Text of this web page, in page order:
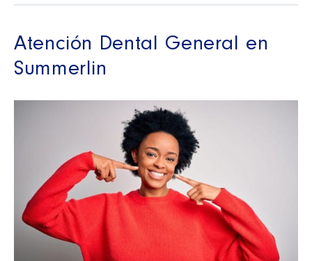
Atención Dental General en
Summerlin